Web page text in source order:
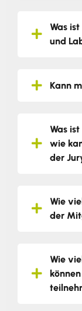
Was
und
Kann
Was
wie
der
Wie
der
Wie